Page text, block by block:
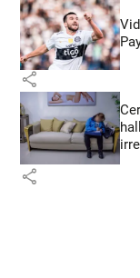
share
share